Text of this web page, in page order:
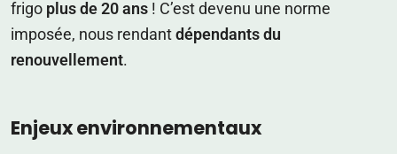
frigo plus de 20 ans ! C’est devenu une norme
imposée, nous rendant dépendants du
renouvellement.
Enjeux environnementaux